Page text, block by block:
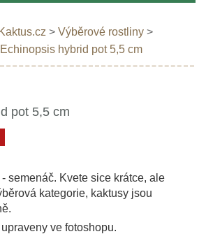
> Výběrové rostliny >
Echinopsis hybrid pot 5,5 cm
pot 5,5 cm
semenáč. Kvete sice krátce, ale
kategorie, kaktusy jsou
ve fotoshopu.